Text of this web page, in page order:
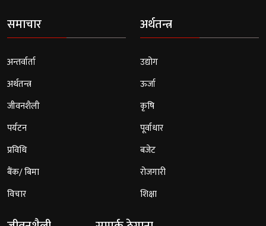
समाचार
अन्तर्वार्ता
अर्थतन्त्र
जीवनशैली
पर्यटन
प्रविधि
बैंक/ बिमा
विचार
अर्थतन्त्र
उद्योग
ऊर्जा
कृषि
पूर्वाधार
बजेट
रोजगारी
शिक्षा